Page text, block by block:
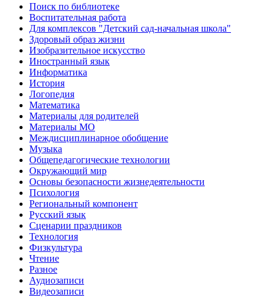
Поиск по библиотеке
Воспитательная работа
Для комплексов "Детский сад-начальная школа"
Здоровый образ жизни
Изобразительное искусство
Иностранный язык
Информатика
История
Логопедия
Математика
Материалы для родителей
Материалы МО
Междисциплинарное обобщение
Музыка
Общепедагогические технологии
Окружающий мир
Основы безопасности жизнедеятельности
Психология
Региональный компонент
Русский язык
Сценарии праздников
Технология
Физкультура
Чтение
Разное
Аудиозаписи
Видеозаписи